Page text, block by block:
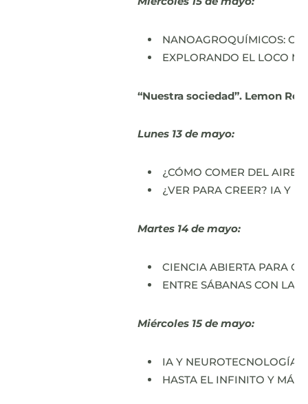
NANOAGROQUÍMICOS:
EXPLORANDO EL LOCO
“Nuestra sociedad”. Lemon
Lunes 13 de mayo:
¿CÓMO COMER DEL
¿VER PARA CREER? IA Y
Martes 14 de mayo:
CIENCIA ABIERTA PARA
ENTRE SÁBANAS CON
Miércoles 15 de mayo:
IA Y NEUROTECNOLOGÍA:
HASTA EL INFINITO Y MÁS